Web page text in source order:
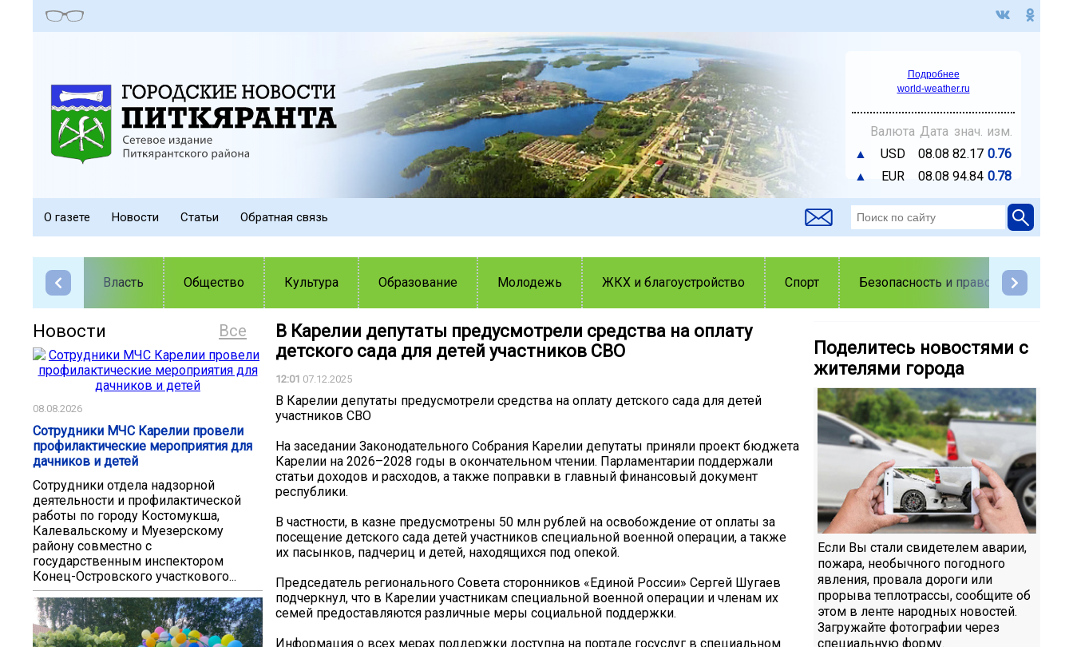
Подробнее
world-weather.ru
Валюта Дата знач. изм.
▲
USD 08.08 82.17 0.76
▲
EUR 08.08 94.84 0.78
О газете Новости Статьи Обратная связь
Власть Общество Культура Образование Молодежь ЖКХ и благоустройство Спорт Безопасность и правопорядок
Все
Новости
08.08.2026
Сотрудники МЧС Карелии провели
профилактические мероприятия для
дачников и детей
Сотрудники отдела надзорной
деятельности и профилактической
работы по городу Костомукша,
Калевальскому и Муезерскому
району совместно с
государственным инспектором
Конец-Островского участкового...
В Карелии депутаты предусмотрели средства на оплату
детского сада для детей участников СВО
12:01 07.12.2025
В Карелии депутаты предусмотрели средства на оплату детского сада для детей
участников СВО
На заседании Законодательного Собрания Карелии депутаты приняли проект бюджета
Карелии на 2026–2028 годы в окончательном чтении. Парламентарии поддержали
статьи доходов и расходов, а также поправки в главный финансовый документ
республики.
В частности, в казне предусмотрены 50 млн рублей на освобождение от оплаты за
посещение детского сада детей участников специальной военной операции, а также
их пасынков, падчериц и детей, находящихся под опекой.
Председатель регионального Совета сторонников «Единой России» Сергей Шугаев
подчеркнул, что в Карелии участникам специальной военной операции и членам их
семей предоставляются различные меры социальной поддержки.
Информация о всех мерах поддержки доступна на портале госуслуг в специальном
Поделитесь новостями с
жителями города
Если Вы стали свидетелем аварии,
пожара, необычного погодного
явления, провала дороги или
прорыва теплотрассы, сообщите об
этом в ленте народных новостей.
Загружайте фотографии через
специальную форму.